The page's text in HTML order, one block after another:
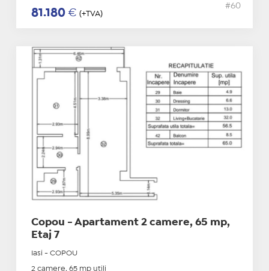
81.180 € (+TVA)
#60
Copou - Apartament 2 camere, 65 mp,
Etaj 7
Iasi - COPOU
2 camere, 65 mp utili